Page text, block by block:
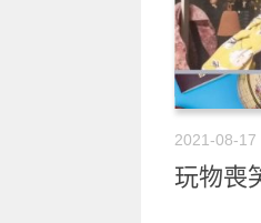
2021-08-17
玩物喪